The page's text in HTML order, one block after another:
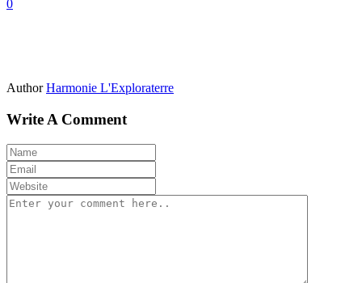
0
Author Harmonie L'Exploraterre
Write A Comment